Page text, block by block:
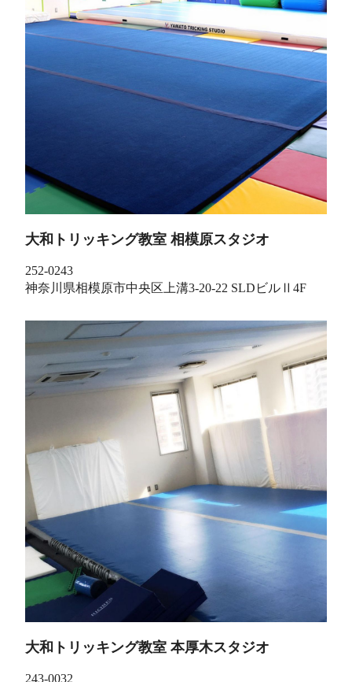
大和トリッキング教室 相模原スタジオ
252-0243
神奈川県相模原市中央区上溝3-20-22 SLDビルⅡ4F
大和トリッキング教室 本厚木スタジオ
243-0032